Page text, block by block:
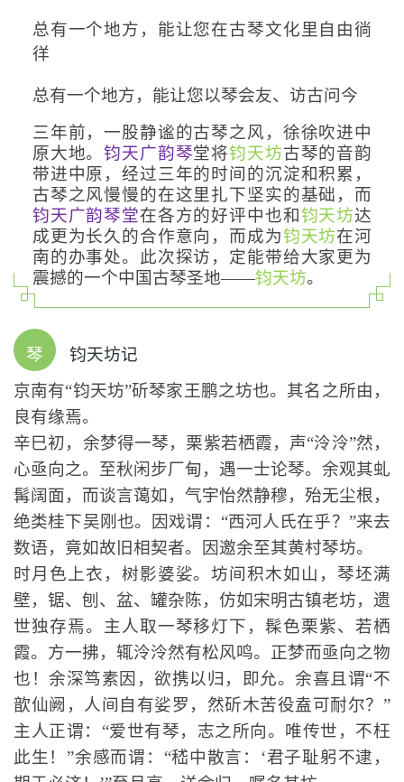
总有一个地方，能让您在古琴文化里自由徜
徉
总有一个地方，能让您以琴会友、访古问今
三年前，一股静谧的古琴之风，徐徐吹进中
原大地。钧天广韵琴堂将钧天坊古琴的音韵
带进中原，经过三年的时间的沉淀和积累，
古琴之风慢慢的在这里扎下坚实的基础，而
钧天广韵琴堂在各方的好评中也和钧天坊达
成更为长久的合作意向，而成为钧天坊在河
南的办事处。此次探访，定能带给大家更为
震撼的一个中国古琴圣地——钧天坊。
琴
钧天坊记
京南有“钧天坊”斫琴家王鹏之坊也。其名之所由，
良有缘焉。
辛巳初，余梦得一琴，栗紫若栖霞，声“泠泠”然，
心亟向之。至秋闲步厂甸，遇一士论琴。余观其虬
髯阔面，而谈言蔼如，气宇怡然静穆，殆无尘根，
绝类桂下吴刚也。因戏谓：“西河人氏在乎？”来去
数语，竟如故旧相契者。因邀余至其黄村琴坊。
时月色上衣，树影婆娑。坊间积木如山，琴坯满
壁，锯、刨、盆、罐杂陈，仿如宋明古镇老坊，遗
世独存焉。主人取一琴移灯下，髹色栗紫、若栖
霞。方一拂，辄泠泠然有松风鸣。正梦而亟向之物
也！余深笃素因，欲携以归，即允。余喜且谓“不
歆仙阙，人间自有娑罗，然斫木苦役盍可耐尔？”
主人正谓：“爱世有琴，志之所向。唯传世，不枉
此生！”余感而谓：“嵇中散言：‘君子耻躬不逮，